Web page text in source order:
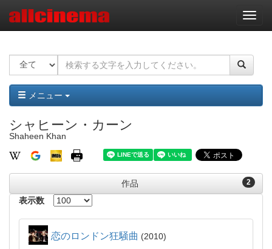
ナ
ビ
ー
ョ
ン
メニュー
シャヒーン・カーン
Shaheen Khan
2
作品
表示数
恋のロンドン狂騒曲 2010